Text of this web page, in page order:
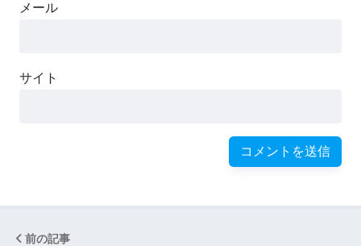
メール
サイト
前の記事